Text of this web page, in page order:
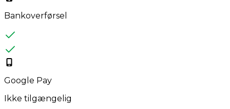
Bankoverførsel
Google Pay
Ikke tilgængelig